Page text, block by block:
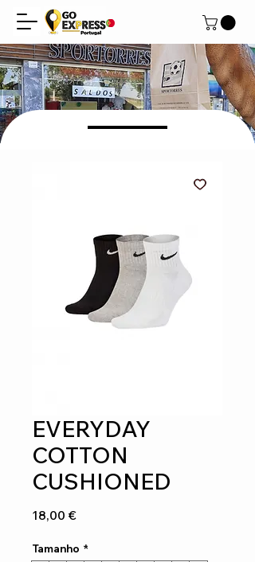
EVERYDAY
COTTON
CUSHIONED
18,00 €Preço
Tamanho *